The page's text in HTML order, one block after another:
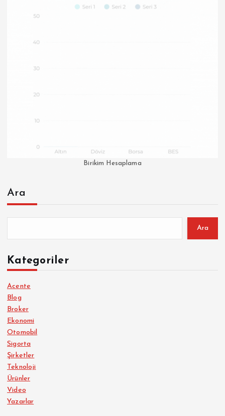
Birikim Hesaplama
Ara
Ara
Kategoriler
Acente
Blog
Broker
Ekonomi
Otomobil
Sigorta
Şirketler
Teknoloji
Ürünler
Video
Yazarlar